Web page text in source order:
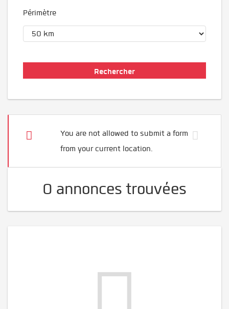
Périmètre
You are not allowed to submit a form
from your current location.
0 annonces trouvées